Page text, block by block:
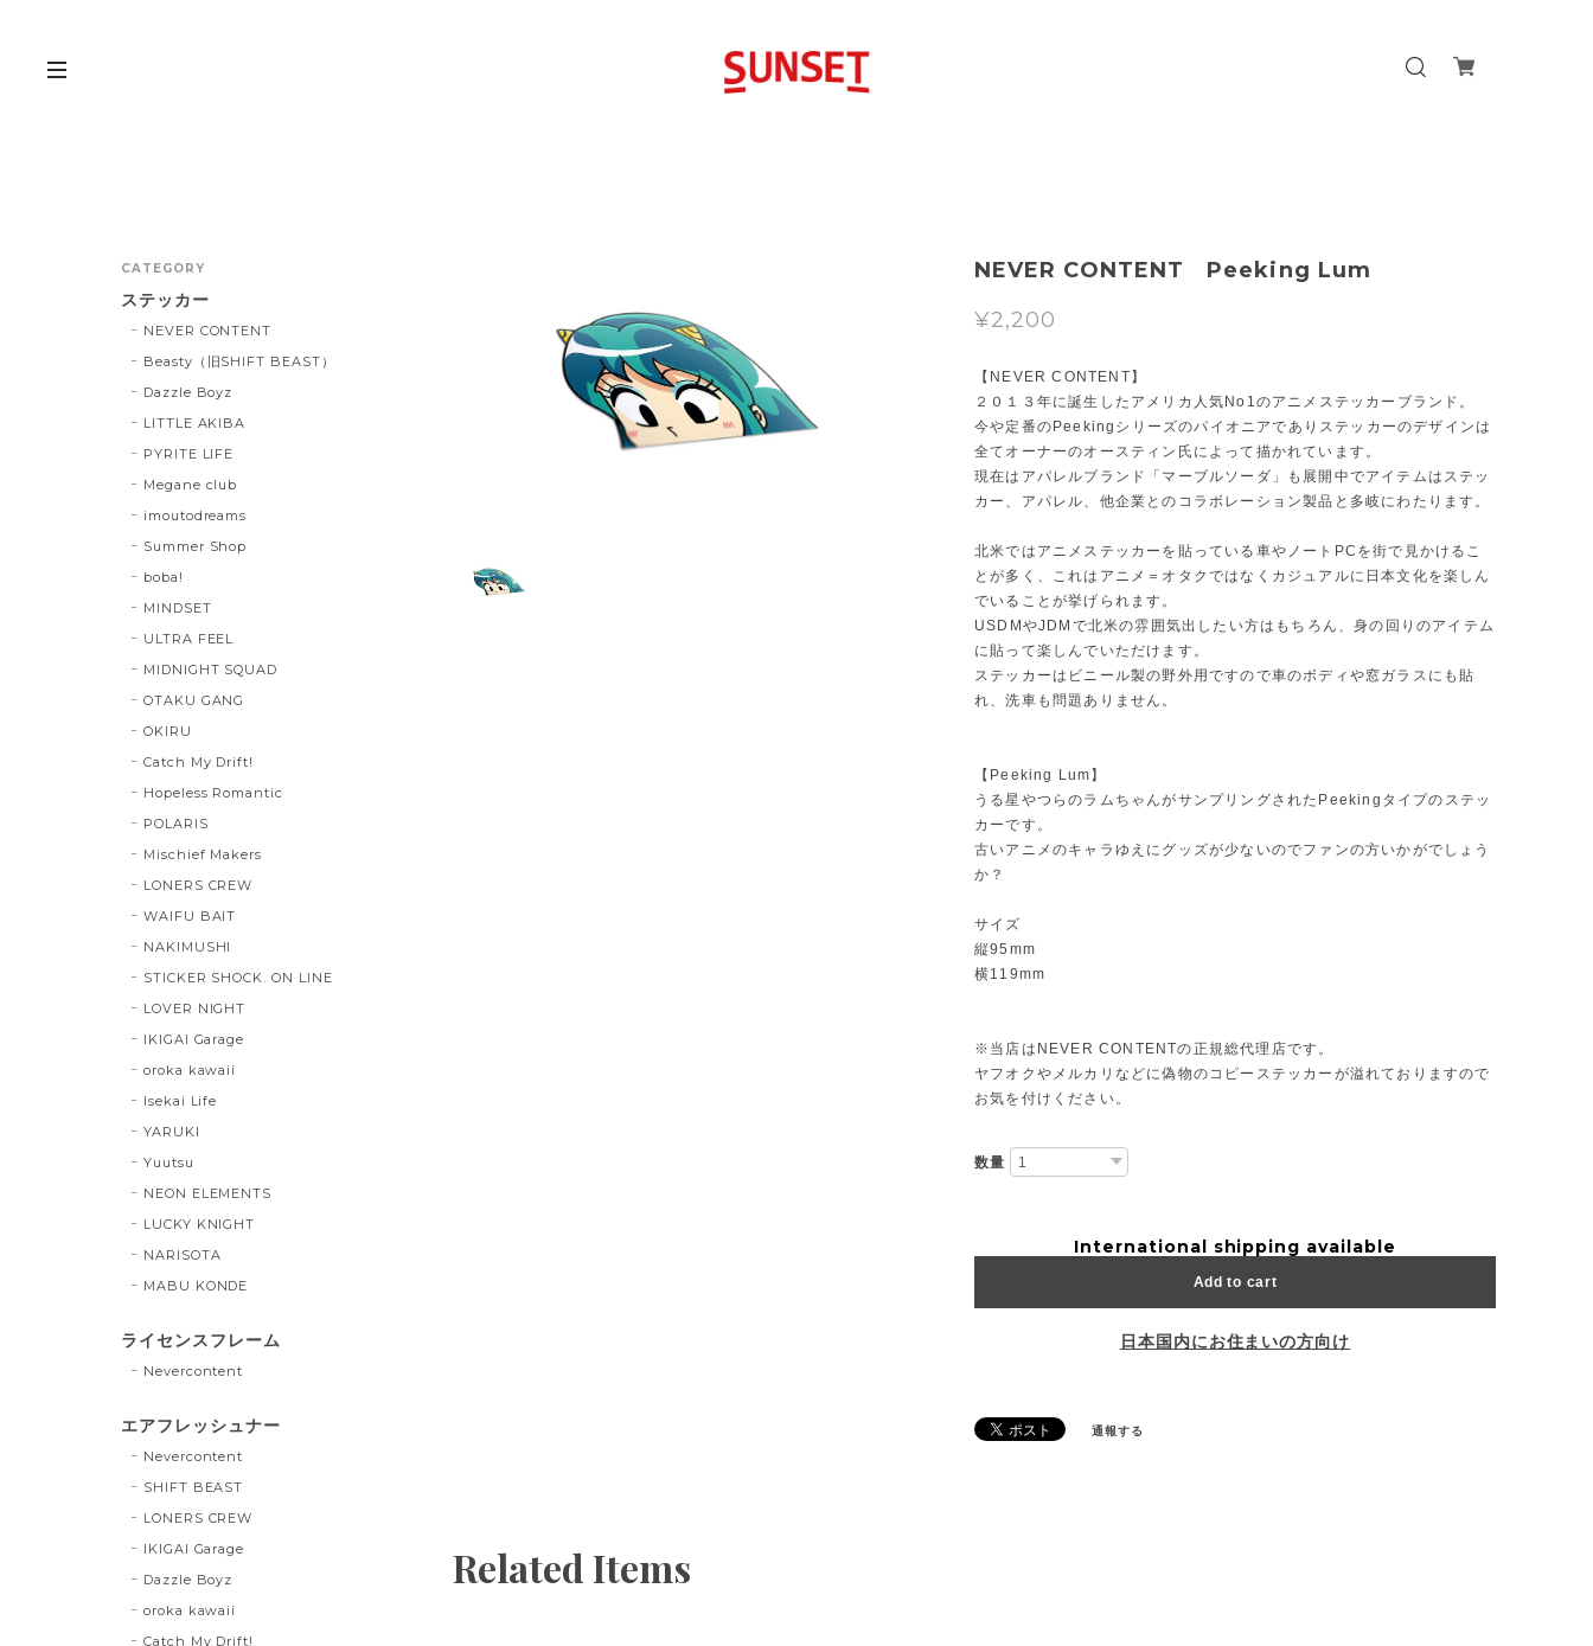
NEVER CONTENT Peeking Lum
¥2,200
【NEVER CONTENT】
２０１３年に誕生したアメリカ人気No1のアニメステッカーブランド。
今や定番のPeekingシリーズのパイオニアでありステッカーのデザインは
全てオーナーのオースティン氏によって描かれています。
現在はアパレルブランド「マーブルソーダ」も展開中でアイテムはステッ
カー、アパレル、他企業とのコラボレーション製品と多岐にわたります。
北米ではアニメステッカーを貼っている車やノートPCを街で見かけるこ
とが多く、これはアニメ＝オタクではなくカジュアルに日本文化を楽しん
でいることが挙げられます。
USDMやJDMで北米の雰囲気出したい方はもちろん、身の回りのアイテム
に貼って楽しんでいただけます。
ステッカーはビニール製の野外用ですので車のボディや窓ガラスにも貼
れ、洗車も問題ありません。
【Peeking Lum】
うる星やつらのラムちゃんがサンプリングされたPeekingタイプのステッ
カーです。
古いアニメのキャラゆえにグッズが少ないのでファンの方いかがでしょう
か？
サイズ
縦95mm
横119mm
※当店はNEVER CONTENTの正規総代理店です。
ヤフオクやメルカリなどに偽物のコピーステッカーが溢れておりますので
お気を付けください。
数量
International shipping available
Add to cart
日本国内にお住まいの方向け
通報する
Related Items
CATEGORY
ステッカー
NEVER CONTENT
Beasty（旧SHIFT BEAST）
Dazzle Boyz
LITTLE AKIBA
PYRITE LIFE
Megane club
imoutodreams
Summer Shop
boba!
MINDSET
ULTRA FEEL
MIDNIGHT SQUAD
OTAKU GANG
OKIRU
Catch My Drift!
Hopeless Romantic
POLARIS
Mischief Makers
LONERS CREW
WAIFU BAIT
NAKIMUSHI
STICKER SHOCK. ON LINE
LOVER NIGHT
IKIGAI Garage
oroka kawaii
Isekai Life
YARUKI
Yuutsu
NEON ELEMENTS
LUCKY KNIGHT
NARISOTA
MABU KONDE
ライセンスフレーム
Nevercontent
エアフレッシュナー
Nevercontent
SHIFT BEAST
LONERS CREW
IKIGAI Garage
Dazzle Boyz
oroka kawaii
Catch My Drift!